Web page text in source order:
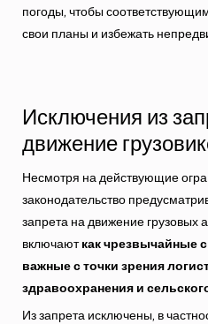
погоды, чтобы
свои планы и избежать
Исключения из
движение
Несмотря на действующие
законодательство
запрета на движение грузовых
включаюткак чрезвычайные
важные с точки зрения
здравоохранения и
Из запрета исключены, в